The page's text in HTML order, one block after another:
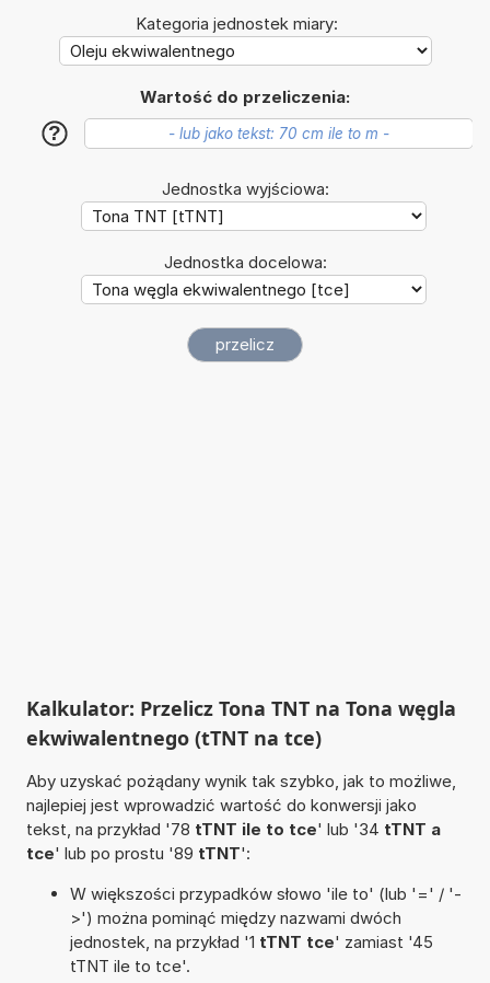
Kategoria jednostek miary:
Wartość do przeliczenia:
?
Jednostka wyjściowa:
Jednostka docelowa:
Kalkulator: Przelicz Tona TNT na Tona węgla
ekwiwalentnego (tTNT na tce)
Aby uzyskać pożądany wynik tak szybko, jak to możliwe,
najlepiej jest wprowadzić wartość do konwersji jako
tekst, na przykład '78 tTNT ile to tce' lub '34 tTNT a
tce' lub po prostu '89 tTNT':
W większości przypadków słowo 'ile to' (lub '=' / '-
>') można pominąć między nazwami dwóch
jednostek, na przykład '1 tTNT tce' zamiast '45
tTNT ile to tce'.